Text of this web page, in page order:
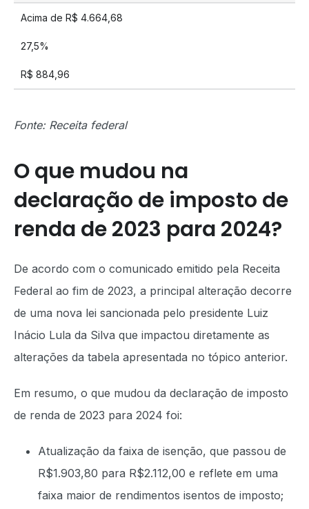
Acima de R$ 4.664,68
27,5%
R$ 884,96
Fonte: Receita federal
O que mudou na
declaração de imposto de
renda de 2023 para 2024?
De acordo com o comunicado emitido pela Receita
Federal ao fim de 2023, a principal alteração decorre
de uma nova lei sancionada pelo presidente Luiz
Inácio Lula da Silva que impactou diretamente as
alterações da tabela apresentada no tópico anterior.
Em resumo, o que mudou da declaração de imposto
de renda de 2023 para 2024 foi:
Atualização da faixa de isenção, que passou de
R$1.903,80 para R$2.112,00 e reflete em uma
faixa maior de rendimentos isentos de imposto;